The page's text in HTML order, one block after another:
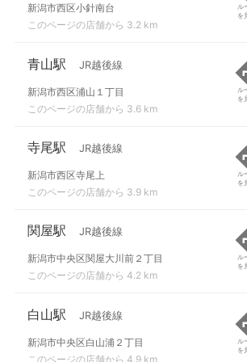
新潟市西区小針南台
このページの店舗から 3.2 km
ル
を
青山駅 JR越後線
新潟市西区浦山１丁目
このページの店舗から 3.6 km
ル
を
寺尾駅 JR越後線
新潟市西区寺尾上
このページの店舗から 3.9 km
ル
を
関屋駅 JR越後線
新潟市中央区関屋大川前２丁目
このページの店舗から 4.2 km
ル
を
白山駅 JR越後線
新潟市中央区白山浦２丁目
このページの店舗から 4.9 km
ル
を